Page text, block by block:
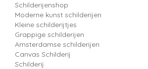
Schilderijenshop
Moderne kunst schilderijen
Kleine schilderijtjes
Grappige schilderijen
Amsterdamse schilderijen
Canvas Schilderij
Schilderij